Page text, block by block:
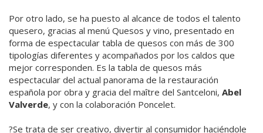
Por otro lado, se ha puesto al alcance de todos el talento
quesero, gracias al menú Quesos y vino, presentado en
forma de espectacular tabla de quesos con más de 300
tipologías diferentes y acompañados por los caldos que
mejor corresponden. Es la tabla de quesos más
espectacular del actual panorama de la restauración
española por obra y gracia del maître del Santceloni, Abel
Valverde, y con la colaboración Poncelet.
?Se trata de ser creativo, divertir al consumidor haciéndole